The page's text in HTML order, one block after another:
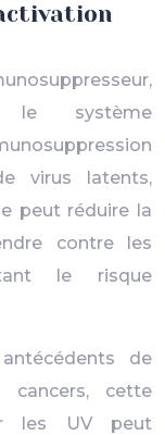
le système
virus latents,
peut réduire la
contre les
le risque
de
cancers, cette
les UV peut